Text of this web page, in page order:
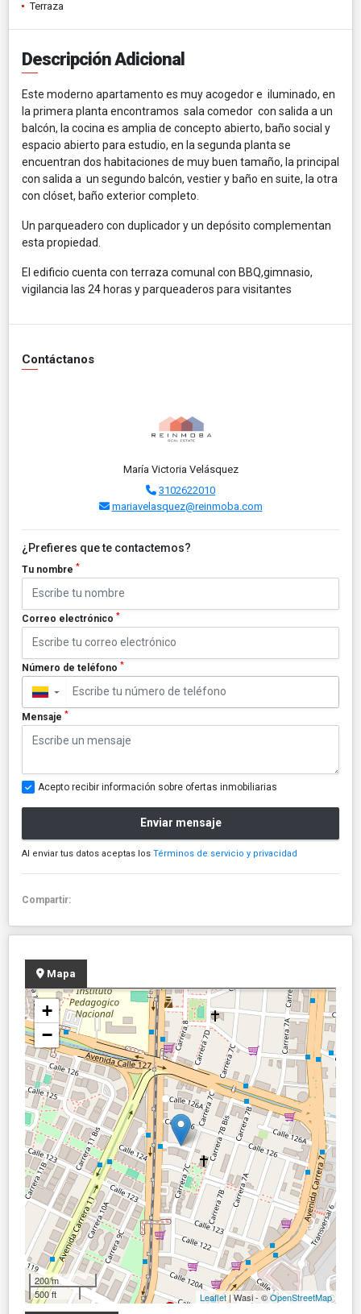
Terraza
Descripción Adicional
Este moderno apartamento es muy acogedor e iluminado, en
la primera planta encontramos sala comedor con salida a un
balcón, la cocina es amplia de concepto abierto, baño social y
espacio abierto para estudio, en la segunda planta se
encuentran dos habitaciones de muy buen tamaño, la principal
con salida a un segundo balcón, vestier y baño en suite, la otra
con clóset, baño exterior completo.
Un parqueadero con duplicador y un depósito complementan
esta propiedad.
El edificio cuenta con terraza comunal con BBQ,gimnasio,
vigilancia las 24 horas y parqueaderos para visitantes
Contáctanos
María Victoria Velásquez
3102622010
mariavelasquez@reinmoba.com
¿Prefieres que te contactemos?
Tu nombre *
Correo electrónico *
Número de teléfono *
▼
Mensaje *
Acepto recibir información sobre ofertas inmobiliarias
Enviar mensaje
Al enviar tus datos aceptas los Términos de servicio y privacidad
Compartir:
Mapa
+
−
200 m
500 ft
Leaflet| Wasi - ©OpenStreetMap